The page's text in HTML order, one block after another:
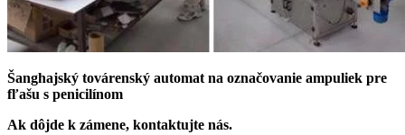
Šanghajský továrenský automat na označovanie ampuliek pre
fľašu s penicilínom
Ak dôjde k zámene, kontaktujte nás.